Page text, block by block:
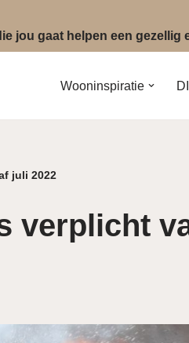
jou gaat helpen een
Wooninspiratie
juli 2022
verplicht